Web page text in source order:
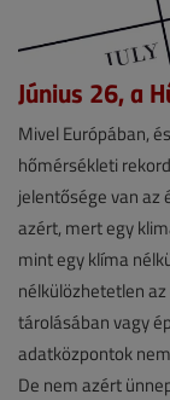
Június 26, a
Hírek
2026.
június
26.
|
VGF&HKL
online
Mivel Európában,
hőmérsékleti
jelentősége van az
azért, mert egy
mint egy klíma
nélkülözhetetlen
tárolásában vagy
adatközpontok
De nem azért